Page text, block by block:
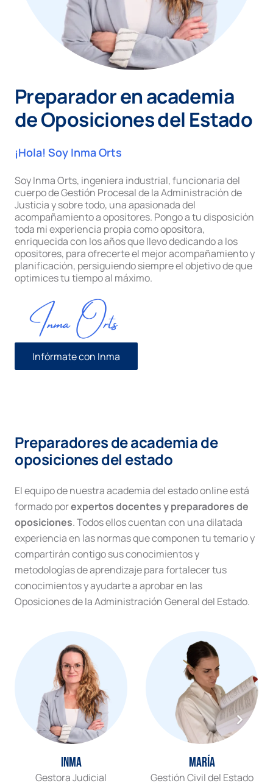
Preparador en academia
de Oposiciones del Estado
¡Hola! Soy Inma Orts
Soy Inma Orts, ingeniera industrial, funcionaria del
cuerpo de Gestión Procesal de la Administración de
Justicia y sobre todo, una apasionada del
acompañamiento a opositores. Pongo a tu disposición
toda mi experiencia propia como opositora,
enriquecida con los años que llevo dedicando a los
opositores, para ofrecerte el mejor acompañamiento y
planificación, persiguiendo siempre el objetivo de que
optimices tu tiempo al máximo.
Infórmate con Inma
Preparadores de academia de
oposiciones del estado
El equipo de nuestra academia del estado online está
formado porexpertos docentes y preparadores de
oposiciones. Todos ellos cuentan con una dilatada
experiencia en las normas que componen tu temario y
compartirán contigo sus conocimientos y
metodologías de aprendizaje para fortalecer tus
conocimientos y ayudarte a aprobar en las
Oposiciones de la Administración General del Estado.
Inma
Gestora Judicial
María
Gestión Civil del Estado